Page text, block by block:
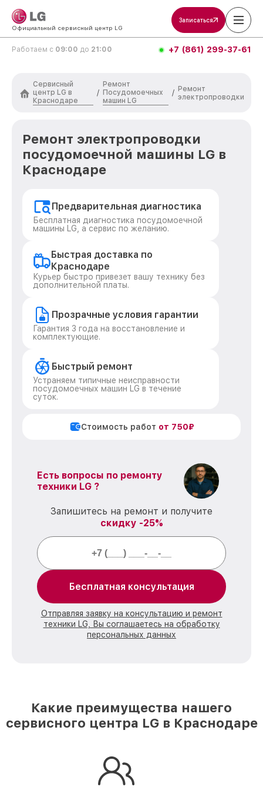
Официальный сервисный центр LG
Записаться
Работаем с 09:00 до 21:00 +7 (861) 299-37-61
Сервисный
центр LG в
Краснодаре
/
Ремонт
Посудомоечных
машин LG
/ Ремонт
электропроводки
Ремонт электропроводки
посудомоечной машины LG в
Краснодаре
Предварительная диагностика
Бесплатная диагностика посудомоечной
машины LG, а сервис по желанию.
Быстрая доставка по
Краснодаре
Курьер быстро привезет вашу технику без
дополнительной платы.
Прозрачные условия гарантии
Гарантия 3 года на восстановление и
комплектующие.
Быстрый ремонт
Устраняем типичные неисправности
посудомоечных машин LG в течение
суток.
Стоимость работ от 750₽
Есть вопросы по ремонту
техники LG ?
Запишитесь на ремонт и получите
скидку -25%
Бесплатная консультация
Отправляя заявку на консультацию и ремонт
техники LG, Вы соглашаетесь на обработку
персональных данных
Какие преимущества нашего
сервисного центра LG в Краснодаре